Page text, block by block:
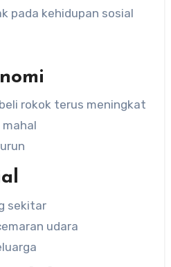
pada kehidupan sosial
rokok terus meningkat
sekitar
udara